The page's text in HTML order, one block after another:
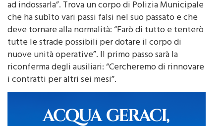
ad indossarla”. Trova un corpo di Polizia Municipale
che ha subìto vari passi falsi nel suo passato e che
deve tornare alla normalità: “Farò di tutto e tenterò
tutte le strade possibili per dotare il corpo di
nuove unità operative”. Il primo passo sarà la
riconferma degli ausiliari: “Cercheremo di rinnovare
i contratti per altri sei mesi”.